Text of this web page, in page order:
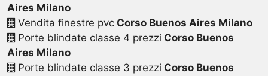
Aires Milano
Vendita finestre pvcCorso Buenos Aires Milano
Porte blindate classe 4 prezzi Corso Buenos
Aires Milano
Porte blindate classe 3 prezzi Corso Buenos